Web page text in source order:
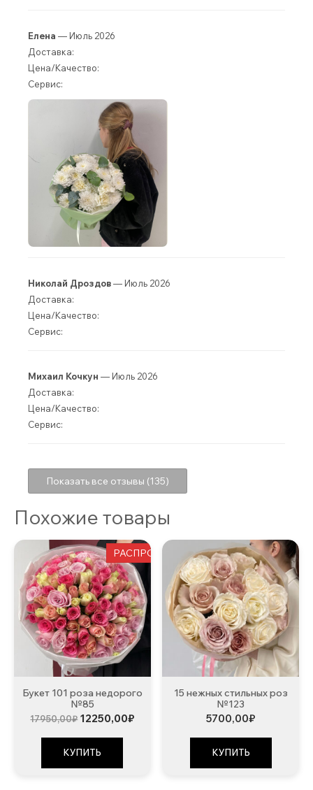
Елена — Июль 2026
Доставка:
Цена/Качество:
Сервис:
Николай Дроздов— Июль 2026
Доставка:
Цена/Качество:
Сервис:
Михаил Кочкун — Июль 2026
Доставка:
Цена/Качество:
Сервис:
Показать все отзывы (135)
Похожие товары
РАСПРОДАЖА!
Букет 101 роза недорого
№85
17950,00₽ Первоначальная
составляла
17950,00₽.
12250,00₽Текущая
12250,00₽.
КУПИТЬ
15 нежных стильных роз
№123
5700,00₽
КУПИТЬ